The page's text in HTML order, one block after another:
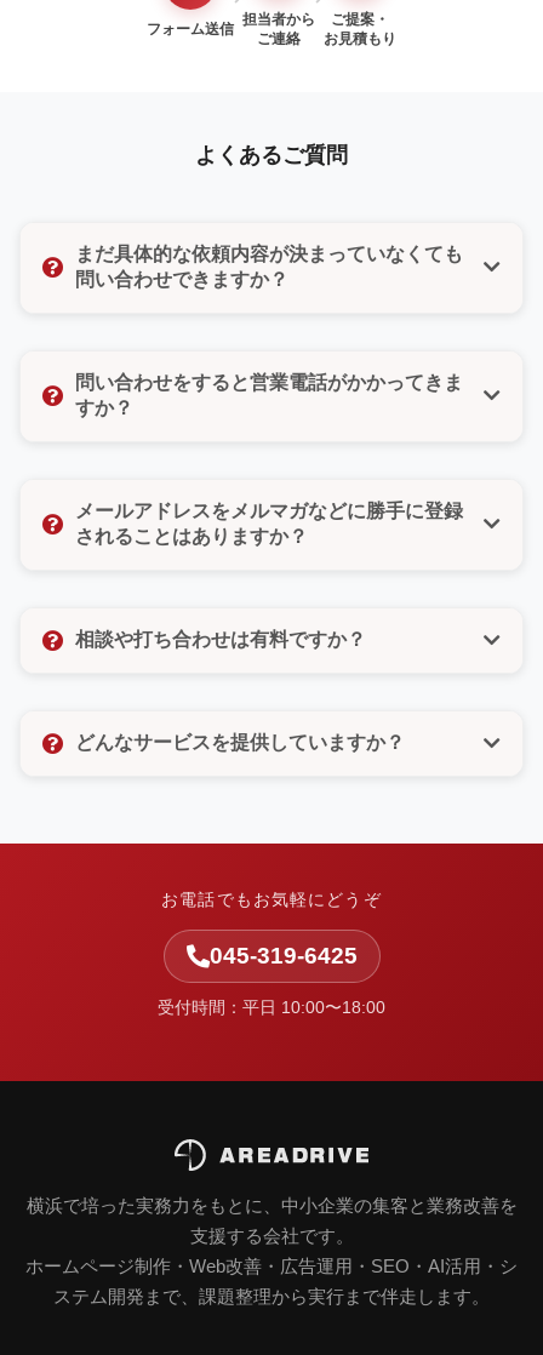
フォーム送信
担当者から
ご連絡
ご提案・
お見積もり
よくあるご質問
まだ具体的な依頼内容が決まっていなくても
問い合わせできますか？
たい」「ちょっとした質問だけでもいいのかな」そん
な気持ちでも大丈夫です。どんな小さなご相談でもお
問い合わせをすると営業電話がかかってきま
すか？
たしません。また、お問い合わせフォームではご希望
の連絡方法（電話・メール・どちらでもよい）をお選
メールアドレスをメルマガなどに勝手に登録
されることはありますか？
なども一切いたしませんので、ご安心ください。お客
相談や打ち合わせは有料ですか？
望をしっかりとお聞きし、最適なご提案をさせていた
どんなサービスを提供していますか？
を整理し、実行まで伴走します。
お電話でもお気軽にどうぞ
045-319-6425
受付時間：平日 10:00〜18:00
横浜で培った実務力をもとに、中小企業の集客と業務改善を
支援する会社です。
ホームページ制作・Web改善・広告運用・SEO・AI活用・シ
ステム開発まで、課題整理から実行まで伴走します。